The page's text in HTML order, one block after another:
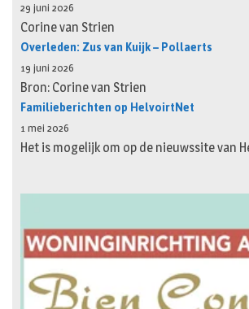
29 juni 2026
Corine van Strien
Overleden: Zus van Kuijk – Pollaerts
19 juni 2026
Bron: Corine van Strien
Familieberichten op HelvoirtNet
1 mei 2026
Het is mogelijk om op de nieuwssite van